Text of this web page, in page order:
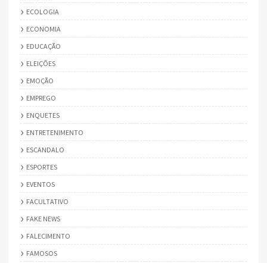
ECOLOGIA
ECONOMIA
EDUCAÇÃO
ELEIÇÕES
EMOÇÃO
EMPREGO
ENQUETES
ENTRETENIMENTO
ESCANDALO
ESPORTES
EVENTOS
FACULTATIVO
FAKE NEWS
FALECIMENTO
FAMOSOS